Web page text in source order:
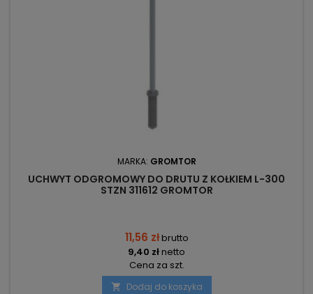
MARKA: GROMTOR
UCHWYT ODGROMOWY DO DRUTU Z KOŁKIEM L-300
STZN 311612 GROMTOR
11,56 złbrutto
9,40 złnetto
Cena za szt.
 Dodaj do koszyka